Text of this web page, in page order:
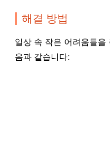
해결 방법
일상 속 작은 어려움들
음과 같습니다: